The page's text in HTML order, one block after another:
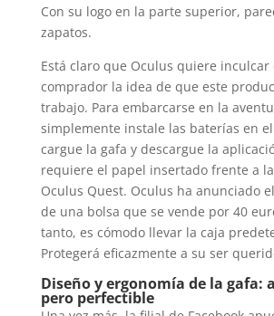
Con su logo en la parte superior,
zapatos.
Está claro que Oculus quiere inculcar
comprador la idea de que este
trabajo. Para embarcarse en la
simplemente instale las baterías en
cargue la gafa y descargue la
requiere el papel insertado frente a
Oculus Quest. Oculus ha anunciado
de una bolsa que se vende por 40
tanto, es cómodo llevar la caja
Protegerá eficazmente a su ser
Diseño y ergonomía de la gafa:
pero perfectible